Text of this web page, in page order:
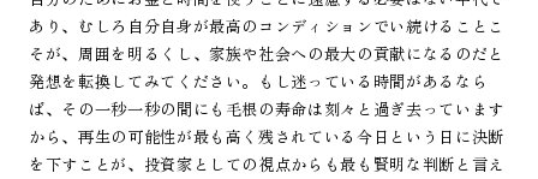
あり、むしろ自分自身が最高のコンディションでい続けることこ
そが、周囲を明るくし、家族や社会への最大の貢献になるのだと
発想を転換してみてください。もし迷っている時間があるなら
ば、その一秒一秒の間にも毛根の寿命は刻々と過ぎ去っています
から、再生の可能性が最も高く残されている今日という日に決断
を下すことが、投資家としての視点からも最も賢明な判断と言え